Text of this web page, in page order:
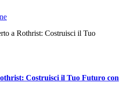
Costruisci il Tuo Futuro con